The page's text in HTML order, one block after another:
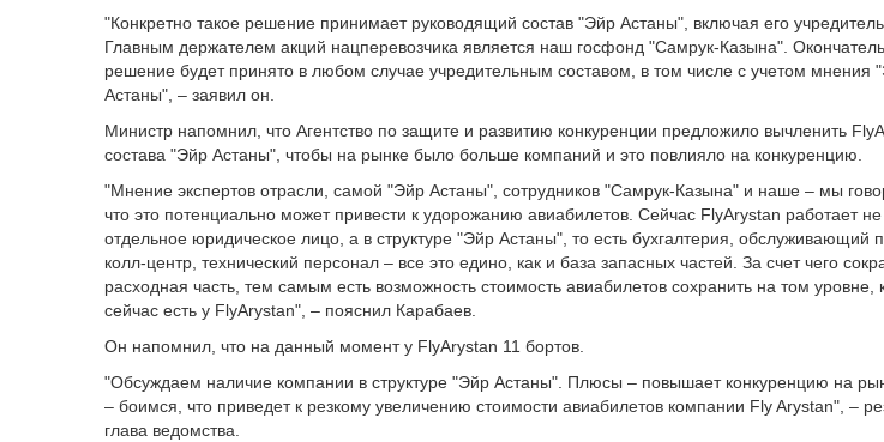
"Конкретно такое решение принимает руководящий состав "Эйр Астаны", включая его
Главным держателем акций нацперевозчика является наш госфонд "Самрук-Казына".
решение будет принято в любом случае учредительным составом, в том числе с учетом мнения
Астаны", – заявил он.
Министр напомнил, что Агентство по защите и развитию конкуренции предложило вычленить
состава "Эйр Астаны", чтобы на рынке было больше компаний и это повлияло на конкуренцию.
"Мнение экспертов отрасли, самой "Эйр Астаны", сотрудников "Самрук-Казына" и наше – мы
что это потенциально может привести к удорожанию авиабилетов. Сейчас FlyArystan работает не
отдельное юридическое лицо, а в структуре "Эйр Астаны", то есть бухгалтерия, обслуживающий
колл-центр, технический персонал – все это едино, как и база запасных частей. За счет чего
расходная часть, тем самым есть возможность стоимость авиабилетов сохранить на том уровне,
сейчас есть у FlyArystan", – пояснил Карабаев.
Он напомнил, что на данный момент у FlyArystan 11 бортов.
"Обсуждаем наличие компании в структуре "Эйр Астаны". Плюсы – повышает конкуренцию на
– боимся, что приведет к резкому увеличению стоимости авиабилетов компании Fly Arystan", –
глава ведомства.